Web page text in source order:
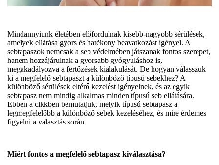
Mindannyiunk életében előfordulnak kisebb-nagyobb sérülések,
amelyek ellátása gyors és hatékony beavatkozást igényel. A
sebtapaszok nemcsak a seb védelmében játszanak fontos szerepet,
hanem hozzájárulnak a gyorsabb gyógyuláshoz is,
megakadályozva a fertőzések kialakulását. De hogyan válasszuk
ki a megfelelő sebtapaszt a különböző típusú sebekhez? A
különböző sérülések eltérő kezelést igényelnek, és az egyik
sebtapasz nem mindig alkalmas minden típusú seb ellátására.
Ebben a cikkben bemutatjuk, melyik típusú sebtapasz a
legmegfelelőbb a különböző sebek kezeléséhez, és mire érdemes
figyelni a választás során.
Miért fontos a megfelelő sebtapasz kiválasztása?